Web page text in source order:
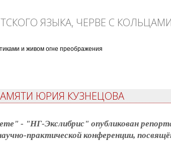
ЯЗЫКА, ЧЕРВЕ С
и живом огне преображения
ЮРИЯ КУЗНЕЦОВА
- "НГ-Экслибрис" опубликован
практической конференции,